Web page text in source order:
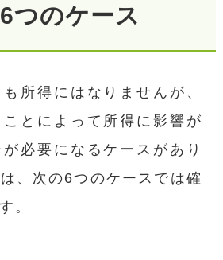
つのケース
所得にはなりませんが、
とによって所得に影響が
必要になるケースがあり
、次の6つのケースでは確
。